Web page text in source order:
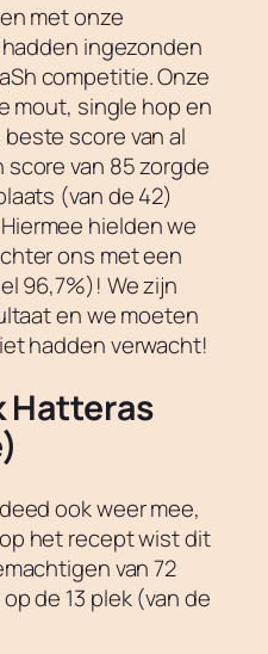
met onze
ingezonden
competitie. Onze
mout, single hop en
score van al
van 85 zorgde
(van de 42)
hielden we
ons met een
96,7%)! We zijn
en we moeten
hadden verwacht!
Hatteras
ook weer mee,
het recept wist dit
van 72
de 13 plek (van de